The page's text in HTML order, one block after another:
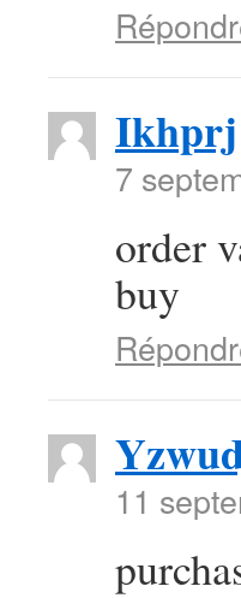
Ikhprj
7
order
buy
11